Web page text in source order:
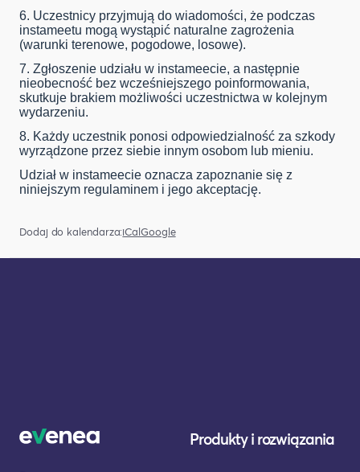
6. Uczestnicy przyjmują do wiadomości, że podczas
instameetu mogą wystąpić naturalne zagrożenia
(warunki terenowe, pogodowe, losowe).
7. Zgłoszenie udziału w instameecie, a następnie
nieobecność bez wcześniejszego poinformowania,
skutkuje brakiem możliwości uczestnictwa w kolejnym
wydarzeniu.
8. Każdy uczestnik ponosi odpowiedzialność za szkody
wyrządzone przez siebie innym osobom lub mieniu.
Udział w instameecie oznacza zapoznanie się z
niniejszym regulaminem i jego akceptację.
Dodaj do kalendarza:iCalGoogle
Produkty i rozwiązania